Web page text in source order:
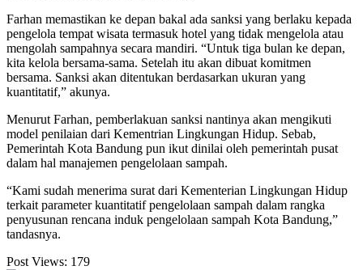
Farhan memastikan ke depan bakal ada sanksi yang berlaku kepada
pengelola tempat wisata termasuk hotel yang tidak mengelola atau
mengolah sampahnya secara mandiri. “Untuk tiga bulan ke depan,
kita kelola bersama-sama. Setelah itu akan dibuat komitmen
bersama. Sanksi akan ditentukan berdasarkan ukuran yang
kuantitatif,” akunya.
Menurut Farhan, pemberlakuan sanksi nantinya akan mengikuti
model penilaian dari Kementrian Lingkungan Hidup. Sebab,
Pemerintah Kota Bandung pun ikut dinilai oleh pemerintah pusat
dalam hal manajemen pengelolaan sampah.
“Kami sudah menerima surat dari Kementerian Lingkungan Hidup
terkait parameter kuantitatif pengelolaan sampah dalam rangka
penyusunan rencana induk pengelolaan sampah Kota Bandung,”
tandasnya.
Post Views: 179